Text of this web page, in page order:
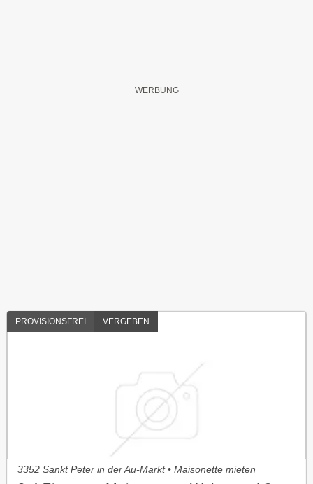
PROVISIONSFREI VERGEBEN
3352 Sankt Peter in der Au-Markt • Maisonette mieten